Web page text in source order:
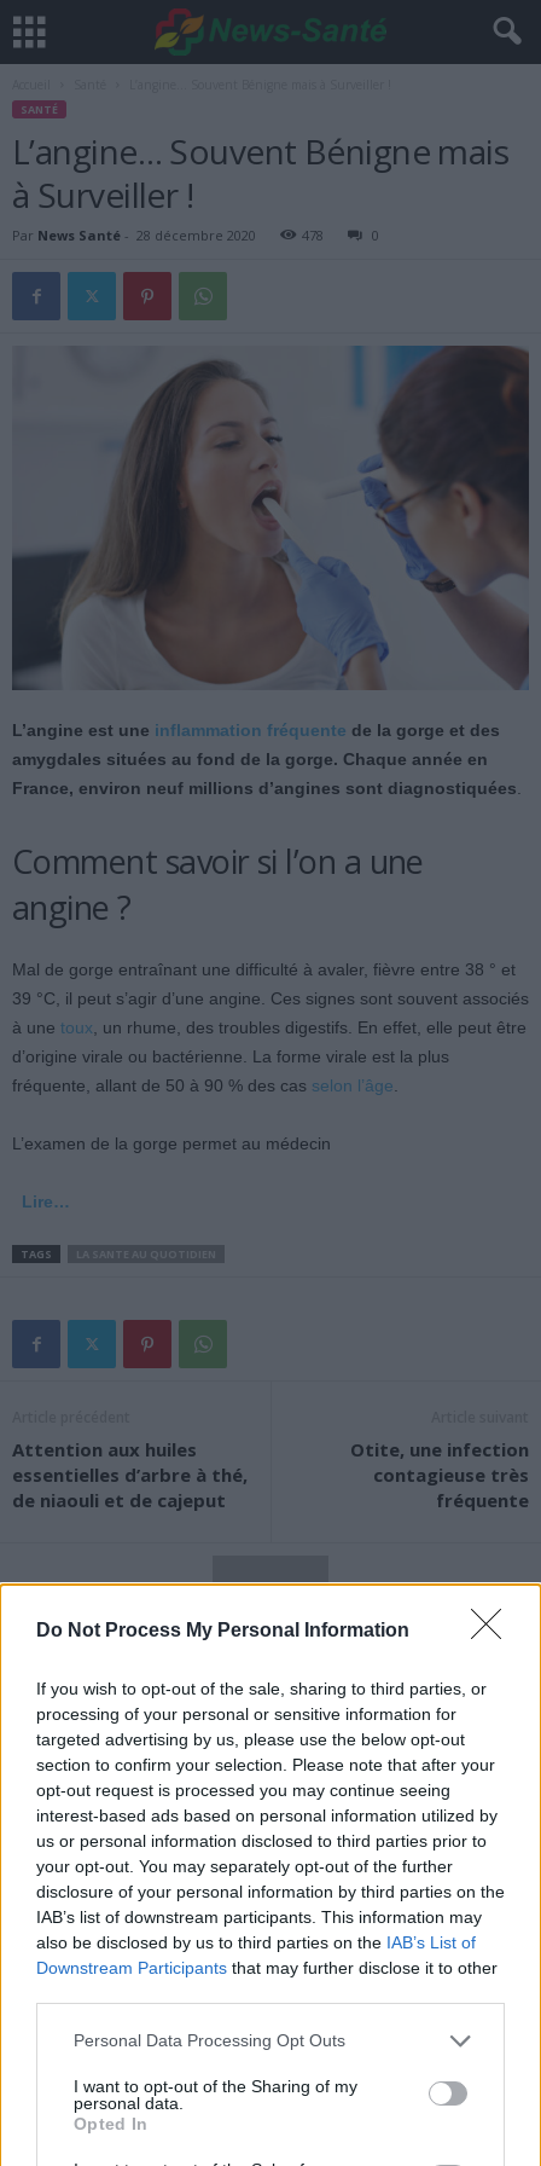
Do Not Process My Personal Information
If you wish to opt-out of the sale, sharing to third parties, or
processing of your personal or sensitive information for
targeted advertising by us, please use the below opt-out
section to confirm your selection. Please note that after your
opt-out request is processed you may continue seeing
interest-based ads based on personal information utilized by
us or personal information disclosed to third parties prior to
your opt-out. You may separately opt-out of the further
disclosure of your personal information by third parties on the
IAB’s list of downstream participants. This information may
also be disclosed by us to third parties on the IAB’s List of
Downstream Participants that may further disclose it to other
Personal Data Processing Opt Outs
I want to opt-out of the Sharing of my
personal data.
Opted In
SANTÉ
L’angine… Souvent Bénigne mais
à Surveiller !
Par News Santé - 28 décembre 2020 478 0
L’angine est une inflammation fréquente de la gorge et des
amygdales situées au fond de la gorge. Chaque année en
France, environ neuf millions d’angines sont diagnostiquées.
Comment savoir si l’on a une
angine ?
Mal de gorge entraînant une difficulté à avaler, fièvre entre 38 ° et
39 °C, il peut s’agir d’une angine. Ces signes sont souvent associés
à une toux, un rhume, des troubles digestifs. En effet, elle peut être
d’origine virale ou bactérienne. La forme virale est la plus
fréquente, allant de 50 à 90 % des cas selon l’âge.
L’examen de la gorge permet au médecin
Lire…
TAGS
Attention aux huiles
essentielles d’arbre à thé,
de niaouli et de cajeput
Otite, une infection
contagieuse très
fréquente
News Santé
ARTICLES CONNEXES PLUS DE L'AUTEUR
Santé
Canicule : les conseils
éviter le danger
Santé
Éclipse du 12 août :
attention à la pénurie de
Santé
Un chewing-gum
buccal
Populaires